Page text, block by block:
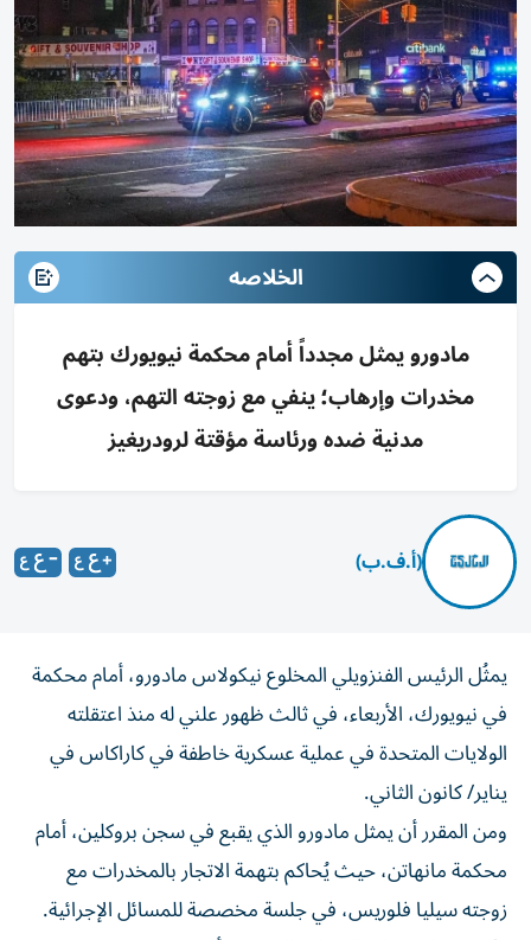
الخلاصه
مادورو يمثل مجدداً أمام محكمة نيويورك بتهم
مخدرات وإرهاب؛ ينفي مع زوجته التهم، ودعوى
مدنية ضده ورئاسة مؤقتة لرودريغيز
(أ.ف.ب)
يمثُل الرئيس الفنزويلي المخلوع نيكولاس مادورو، أمام محكمة
في نيويورك، الأربعاء، في ثالث ظهور علني له منذ اعتقلته
الولايات المتحدة في عملية عسكرية خاطفة في كاراكاس في
يناير/ كانون الثاني.
ومن المقرر أن يمثل مادورو الذي يقبع في سجن بروكلين، أمام
محكمة مانهاتن، حيث يُحاكم بتهمة الاتجار بالمخدرات مع
زوجته سيليا فلوريس، في جلسة مخصصة للمسائل الإجرائية.